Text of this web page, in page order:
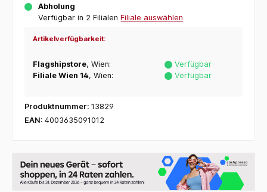
Abholung
Verfügbar in 2 Filialen Filiale auswählen
Artikelverfügbarkeit:
Flagshipstore, Wien:
Verfügbar
Filiale Wien 14, Wien: Verfügbar
Produktnummer: 13829
EAN: 4003635091012